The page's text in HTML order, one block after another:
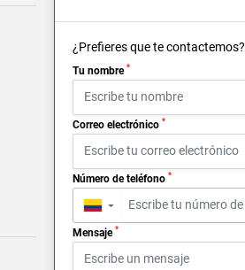
¿Prefieres que te contactemos?
Tu nombre *
Correo electrónico *
Número de teléfono *
▼
Mensaje *